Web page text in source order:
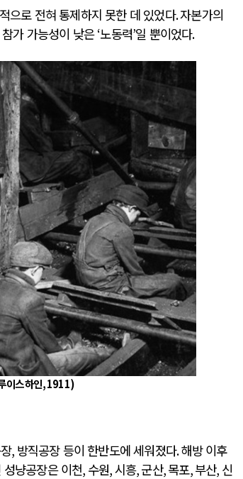
으로 전혀 통제하지 못한 데 있었다.자본가의
가 가능성이 낮은‘노동력’일 뿐이었다.
이스 하인, 1911)
, 방직공장 등이 한반도에 세워졌다.해방 이후
냥공장은 이천, 수원,시흥,군산,목포,부산, 신
크라, 대규모 공습 주고받아…민간 ..